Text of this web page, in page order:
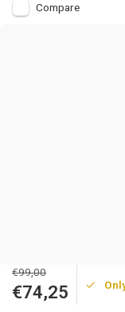
Compare
€99,00
€74,25